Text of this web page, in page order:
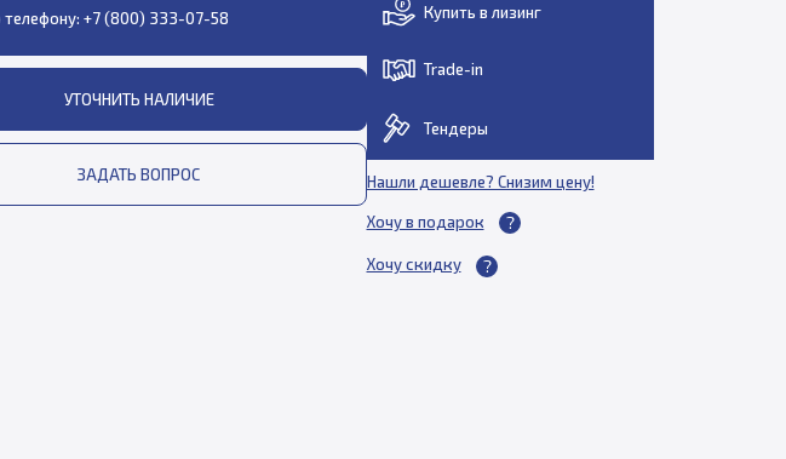
телефону: +7 (800) 333-07-58
УТОЧНИТЬ НАЛИЧИЕ
ЗАДАТЬ ВОПРОС
Купить в лизинг
Trade-in
Тендеры
Нашли дешевле? Снизим цену!
Хочу в подарок
Хочу скидку